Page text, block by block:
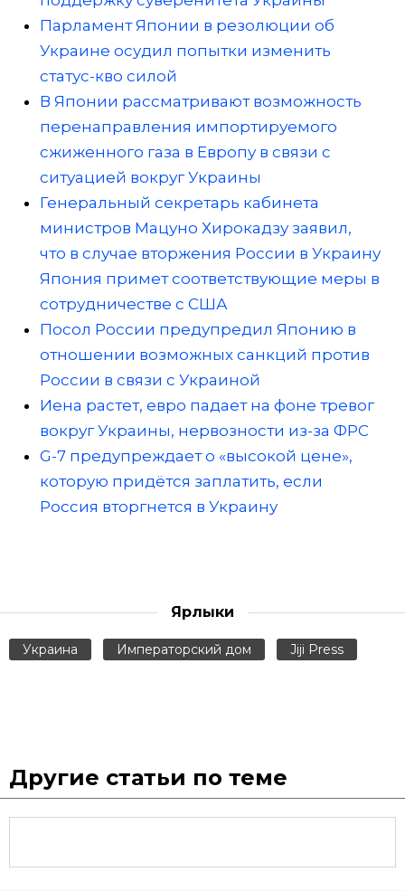
Парламент Японии в резолюции об
Украине осудил попытки изменить
статус-кво силой
В Японии рассматривают возможность
перенаправления импортируемого
сжиженного газа в Европу в связи с
ситуацией вокруг Украины
Генеральный секретарь кабинета
министров Мацуно Хирокадзу заявил,
что в случае вторжения России в Украину
Япония примет соответствующие меры в
сотрудничестве с США
Посол России предупредил Японию в
отношении возможных санкций против
России в связи с Украиной
Иена растет, евро падает на фоне тревог
вокруг Украины, нервозности из-за ФРС
G-7 предупреждает о «высокой цене»,
которую придётся заплатить, если
Россия вторгнется в Украину
Ярлыки
Украина Императорский дом Jiji Press
Другие статьи по теме